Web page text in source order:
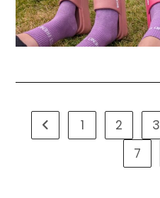
Go to the previous page
1 2 3
7